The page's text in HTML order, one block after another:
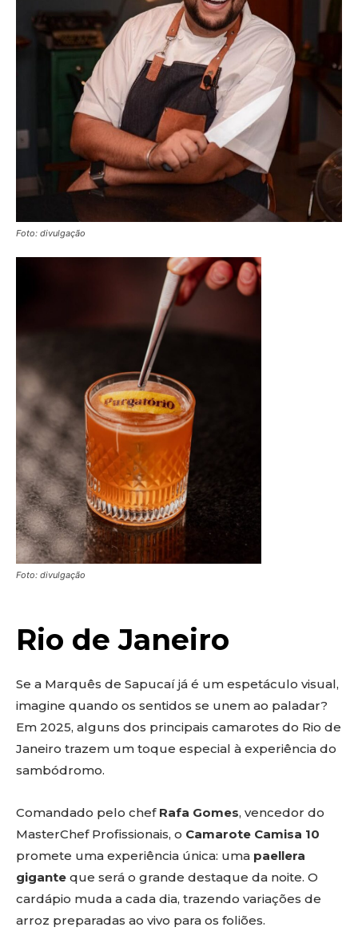
Foto: divulgação
Foto: divulgação
Rio de Janeiro
Se a Marquês de Sapucaí já é um espetáculo visual,
imagine quando os sentidos se unem ao paladar?
Em 2025, alguns dos principais camarotes do Rio de
Janeiro trazem um toque especial à experiência do
sambódromo.
Comandado pelo chef Rafa Gomes, vencedor do
MasterChef Profissionais, o Camarote Camisa 10
promete uma experiência única: uma paellera
gigante que será o grande destaque da noite. O
cardápio muda a cada dia, trazendo variações de
arroz preparadas ao vivo para os foliões.